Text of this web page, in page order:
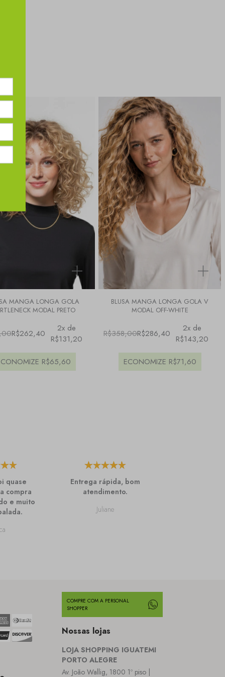
MANGA LONGA GOLA
MODAL PRETO
R$262,40
2x de
R$131,20
R$65,60
BLUSA MANGA LONGA GOLA V
MODAL OFF-WHITE
R$358,00R$286,40
2x de
R$143,20
ECONOMIZE R$71,60
quase
compra
e muito
Entrega rápida, bom
atendimento.
Juliane
COMPRE COM A PERSONAL
SHOPPER
Nossas lojas
LOJA SHOPPING IGUATEMI
PORTO ALEGRE
Av. João Wallig, 1800 1º piso |